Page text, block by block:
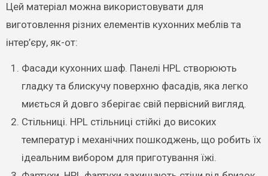
Цей матеріал можна використовувати для
виготовлення різних елементів кухонних меблів та
інтер’єру, як-от:
Фасади кухонних шаф. Панелі HPL створюють
гладку та блискучу поверхню фасадів, яка легко
миється й довго зберігає свій первісний вигляд.
Стільниці. HPL стільниці стійкі до високих
температур і механічних пошкоджень, що робить їх
ідеальним вибором для приготування їжі.